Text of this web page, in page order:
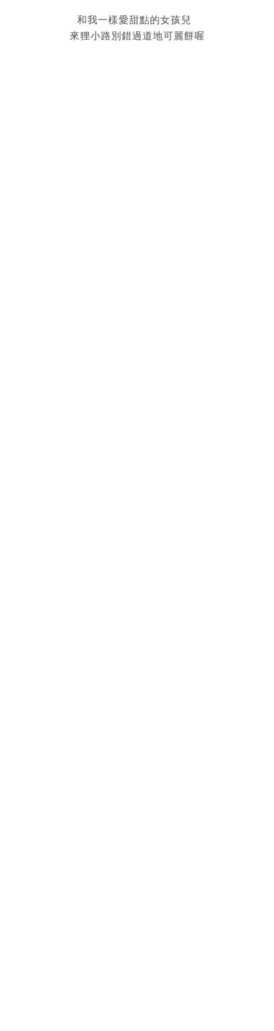
和我一樣愛甜點的女孩兒
來狸小路別錯過道地可麗餅喔